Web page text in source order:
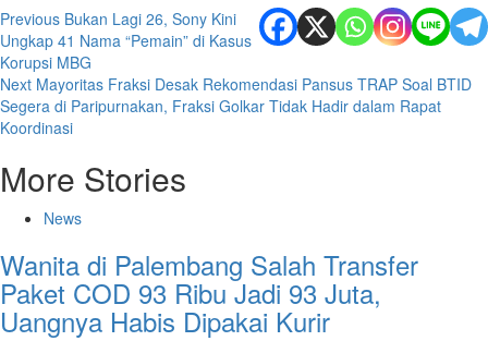
Post
navigation
Previous Bukan Lagi 26, Sony Kini
Ungkap 41 Nama “Pemain” di Kasus
Korupsi MBG
Next Mayoritas Fraksi Desak Rekomendasi Pansus TRAP Soal BTID
Segera di Paripurnakan, Fraksi Golkar Tidak Hadir dalam Rapat
Koordinasi
More Stories
News
Wanita di Palembang Salah Transfer
Paket COD 93 Ribu Jadi 93 Juta,
Uangnya Habis Dipakai Kurir